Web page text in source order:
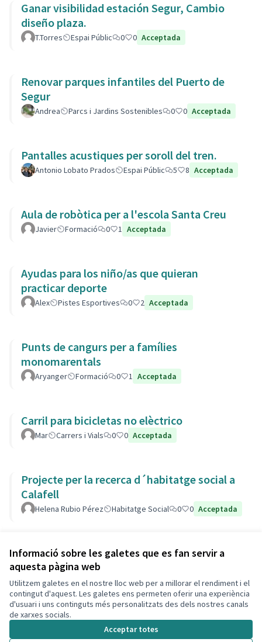
Informació sobre les galetes que es fan servir a
aquesta pàgina web
Utilitzem galetes en el nostre lloc web per a millorar el rendiment i el
contingut d'aquest. Les galetes ens permeten oferir una experiència
d'usuari i uns continguts més personalitzats des dels nostres canals
de xarxes socials.
Acceptar totes
Ganar visibilidad estación Segur, Cambio
diseño plaza.
T.Torres Espai Públic 0 0 Acceptada
Renovar parques infantiles del Puerto de
Segur
Andrea Parcs i Jardins Sostenibles 0 0 Acceptada
Pantalles acustiques per soroll del tren.
Antonio Lobato Prados Espai Públic 5 8 Acceptada
Aula de robòtica per a l'escola Santa Creu
Javier Formació 0 1 Acceptada
Ayudas para los niño/as que quieran
practicar deporte
Alex Pistes Esportives 0 2 Acceptada
Punts de cangurs per a famílies
monomarentals
Aryanger Formació 0 1 Acceptada
Carril para bicicletas no elèctrico
Mar Carrers i Vials 0 0 Acceptada
Projecte per la recerca d´habitatge social a
Calafell
Helena Rubio Pérez Habitatge Social 0 0 Acceptada
Veure totes les propostes retirades
Termes i condicions d'ús
Configuració de les galetes
Decidim Calafell a X
(Enllaç extern)
Decidim Calafell a Facebook
Decidim Calafell a YouTube
Decidim Calafell a GitHub
(Enllaç extern)